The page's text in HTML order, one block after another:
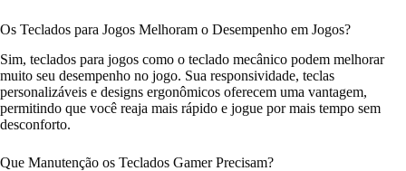
Os Teclados para Jogos Melhoram o Desempenho em Jogos?
Sim, teclados para jogos como o teclado mecânico podem melhorar
muito seu desempenho no jogo. Sua responsividade, teclas
personalizáveis e designs ergonômicos oferecem uma vantagem,
permitindo que você reaja mais rápido e jogue por mais tempo sem
desconforto.
Que Manutenção os Teclados Gamer Precisam?